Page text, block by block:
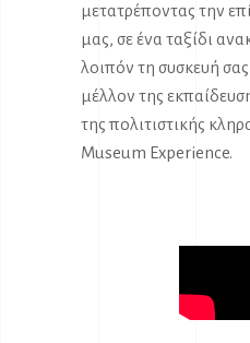
μετατρέποντας την
μας, σε ένα ταξίδι
λοιπόν τη συσκευή
μέλλον της
της πολιτιστικής
Museum Experience.